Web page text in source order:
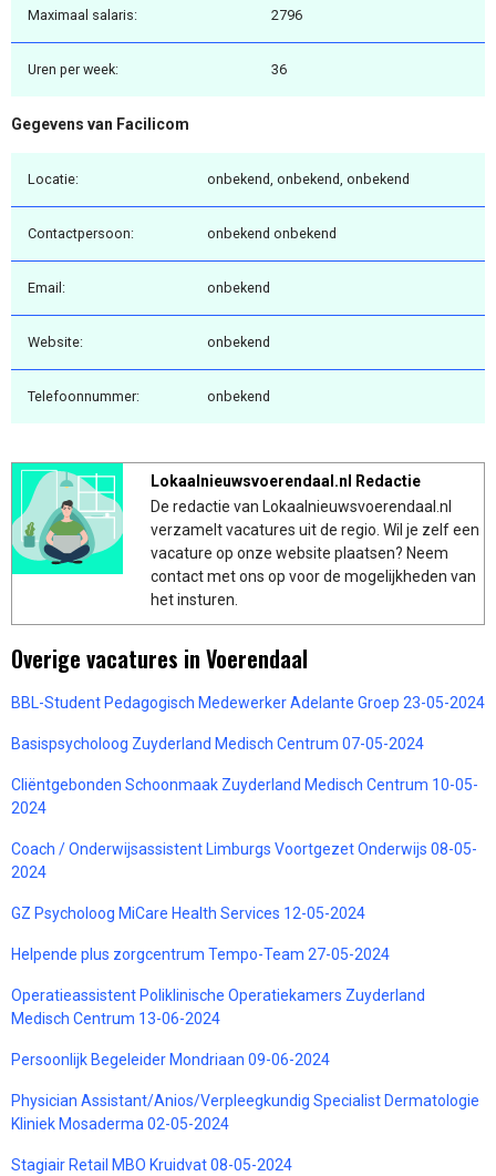
Maximaal salaris: 2796
Uren per week: 36
Gegevens van Facilicom
Locatie: onbekend, onbekend, onbekend
Contactpersoon: onbekend onbekend
Email: onbekend
Website: onbekend
Telefoonnummer: onbekend
Lokaalnieuwsvoerendaal.nl Redactie
De redactie van Lokaalnieuwsvoerendaal.nl
verzamelt vacatures uit de regio. Wil je zelf een
vacature op onze website plaatsen? Neem
contact met ons op voor de mogelijkheden van
het insturen.
Overige vacatures in Voerendaal
BBL-Student Pedagogisch Medewerker Adelante Groep 23-05-2024
Basispsycholoog Zuyderland Medisch Centrum 07-05-2024
Cliëntgebonden Schoonmaak Zuyderland Medisch Centrum 10-05-
2024
Coach / Onderwijsassistent Limburgs Voortgezet Onderwijs 08-05-
2024
GZ Psycholoog MiCare Health Services 12-05-2024
Helpende plus zorgcentrum Tempo-Team 27-05-2024
Operatieassistent Poliklinische Operatiekamers Zuyderland
Medisch Centrum 13-06-2024
Persoonlijk Begeleider Mondriaan 09-06-2024
Physician Assistant/Anios/Verpleegkundig Specialist Dermatologie
Kliniek Mosaderma 02-05-2024
Stagiair Retail MBO Kruidvat 08-05-2024